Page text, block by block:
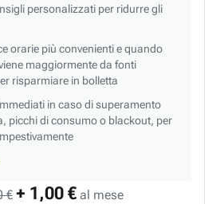
€ + 1,00 € al mese
personalizzati per ridurre gli
orarie più convenienti e quando
maggiormente da fonti
risparmiare in bolletta
in caso di superamento
picchi di consumo o blackout, per